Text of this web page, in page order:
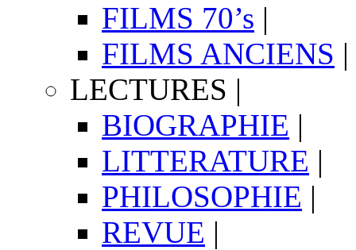
FILMS 70’s |
FILMS ANCIENS |
LECTURES |
BIOGRAPHIE |
LITTERATURE |
PHILOSOPHIE |
REVUE |